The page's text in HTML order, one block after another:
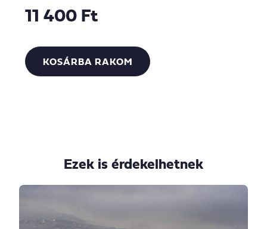
11 400 Ft
KOSÁRBA RAKOM
Ezek is érdekelhetnek